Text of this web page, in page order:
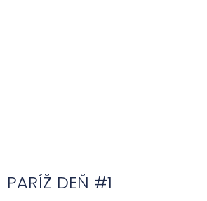
PARÍŽ DEŇ #1